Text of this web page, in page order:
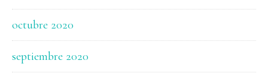
octubre 2020
septiembre 2020